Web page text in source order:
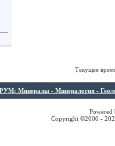
Текущее
Минералы - Минералогия -
Copyright ©2000 -